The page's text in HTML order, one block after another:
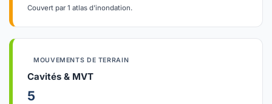
Couvert par 1 atlas d'inondation.
MOUVEMENTS DE TERRAIN
Cavités & MVT
5